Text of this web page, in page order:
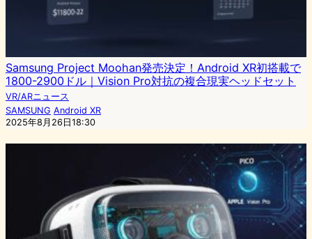
Samsung Project Moohan発売決定！Android XR初搭載で
1800-2900ドル｜Vision Pro対抗の複合現実ヘッドセット
VR/ARニュース
SAMSUNG Android XR
2025年8月26日18:30